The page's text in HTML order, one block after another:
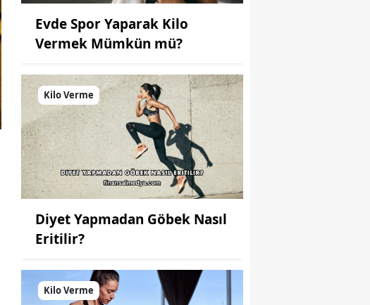
Evde Spor Yaparak Kilo
Vermek Mümkün mü?
Kilo Verme
Diyet Yapmadan Göbek Nasıl
Eritilir?
Kilo Verme